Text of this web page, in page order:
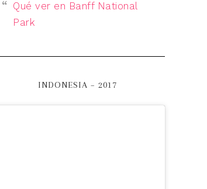
Qué ver en Banff National
Park
INDONESIA – 2017